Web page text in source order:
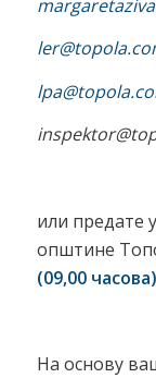
или предате
општине
(09,00
На основу